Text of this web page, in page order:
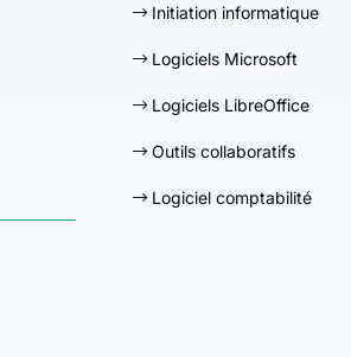
Initiation informatique
Logiciels Microsoft
Logiciels LibreOffice
Outils collaboratifs
Logiciel comptabilité